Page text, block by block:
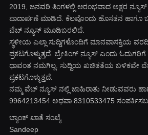
2019, ಜನವರಿ‌ ತಿಂಗಳಲ್ಲಿ ಆರಂಭವಾದ ಅಕ್ಷರ ನ್ಯೂಸ್
ಪಾದಾರ್ಪಣೆ ಮಾಡಿದೆ. ಕೆಲವೊಂದು ಹೊಸತನ ಹಾಗೂ
ವೆಬ್ ನ್ಯೂಸ್ ಮೂಡಿಬರಲಿದೆ.
ಸ್ಥಳೀಯ ಎಲ್ಲಾ ಸುದ್ದಿಗಳೊಂದಿಗೆ ಮಾನವಾಸಕ್ತಿಯ
ಪ್ರಕಟಗೊಳ್ಳುತ್ತದೆ. ಬ್ರೇಕಿಂಗ್ ನ್ಯೂಸ್ ಎಂದು ಓದುಗರಿಗೆ
ಧಾವಂತ ನಮಗಿಲ್ಲ. ಸುದ್ದಿಯ ಖಚಿತತೆಯ ಬಳಿಕವೇ ವೆಬ್
ಪ್ರಕಟಗೊಳ್ಳುತ್ತದೆ.
ನಮ್ಮ ವೆಬ್ ನ್ಯೂಸ್ ನಲ್ಲಿ ಜಾಹಿರಾತು ನೀಡುವವರು
9964213454 ಅಥವಾ 8310533475
ಬ್ಯಾಂಕ್ ಖಾತೆ ಸಂಖ್ಯೆ
Sandeep